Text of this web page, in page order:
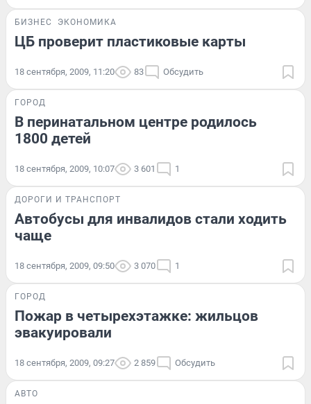
БИЗНЕС ЭКОНОМИКА
ЦБ проверит пластиковые карты
18 сентября, 2009, 11:20 83 Обсудить
ГОРОД
В перинатальном центре родилось
1800 детей
18 сентября, 2009, 10:07 3 601 1
ДОРОГИ И ТРАНСПОРТ
Автобусы для инвалидов стали ходить
чаще
18 сентября, 2009, 09:50 3 070 1
ГОРОД
Пожар в четырехэтажке: жильцов
эвакуировали
18 сентября, 2009, 09:27 2 859 Обсудить
АВТО